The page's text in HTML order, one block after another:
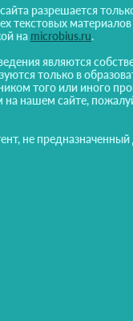
разрешается
текстовых
на microbius.ru.
являются
только в
того или иного
на нашем сайте,
не